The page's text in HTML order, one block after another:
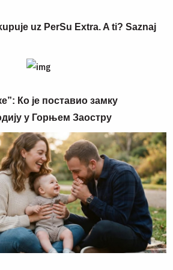
uz PerSu Extra. A ti? Saznaj
Ко је поставио замку
у Горњем Заостру